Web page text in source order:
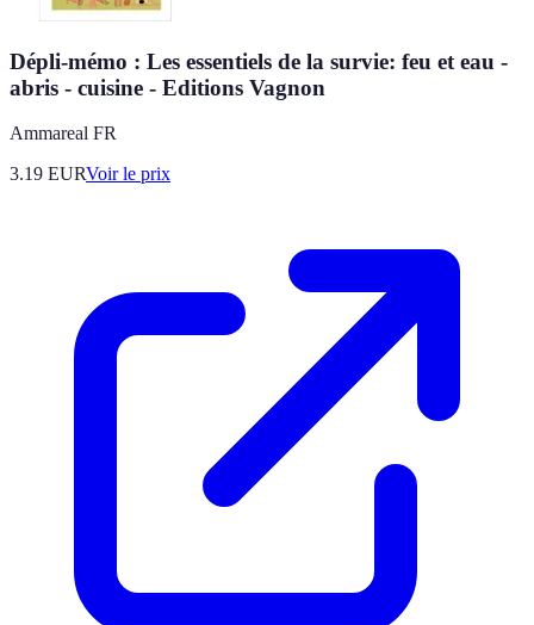
Dépli-mémo : Les essentiels de la survie: feu et eau -
abris - cuisine - Editions Vagnon
Ammareal FR
3.19 EURVoir le prix